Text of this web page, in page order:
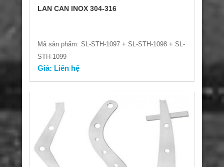
LAN CAN INOX 304-316
Mã sản phẩm: SL-STH-1097 + SL-STH-1098 + SL-
STH-1099
Giá: Liên hệ